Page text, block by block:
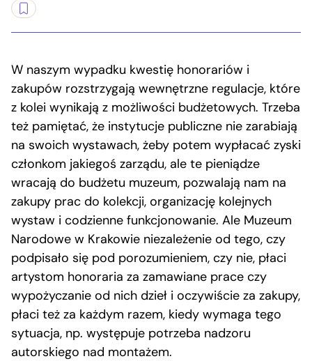
W naszym wypadku kwestię honorariów i
zakupów rozstrzygają wewnętrzne regulacje, które
z kolei wynikają z możliwości budżetowych. Trzeba
też pamiętać, że instytucje publiczne nie zarabiają
na swoich wystawach, żeby potem wypłacać zyski
członkom jakiegoś zarządu, ale te pieniądze
wracają do budżetu muzeum, pozwalają nam na
zakupy prac do kolekcji, organizację kolejnych
wystaw i codzienne funkcjonowanie. Ale Muzeum
Narodowe w Krakowie niezależenie od tego, czy
podpisało się pod porozumieniem, czy nie, płaci
artystom honoraria za zamawiane prace czy
wypożyczanie od nich dzieł i oczywiście za zakupy,
płaci też za każdym razem, kiedy wymaga tego
sytuacja, np. występuje potrzeba nadzoru
autorskiego nad montażem.